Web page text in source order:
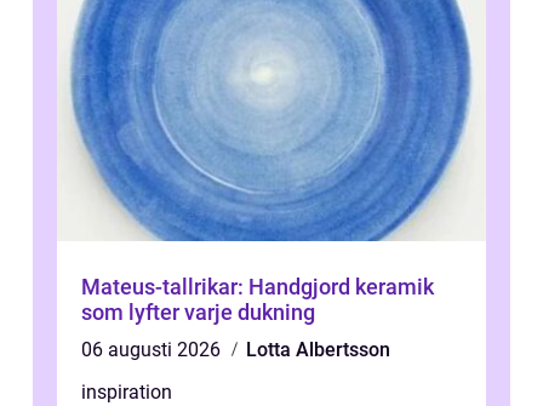
Mateus-tallrikar: Handgjord keramik
som lyfter varje dukning
06 augusti 2026
Lotta Albertsson
inspiration